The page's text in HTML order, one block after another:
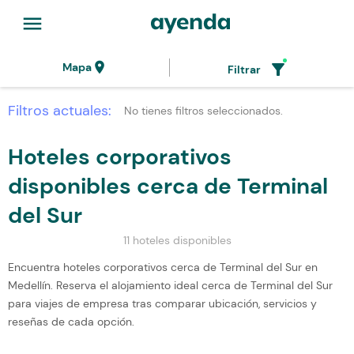
menu
Mapalocation_on Filtrar filter_alt
Filtros actuales: No tienes filtros seleccionados.
Hoteles corporativos
disponibles cerca de Terminal
del Sur
11 hoteles disponibles
Encuentra hoteles corporativos cerca de Terminal del Sur en
Medellín. Reserva el alojamiento ideal cerca de Terminal del Sur
para viajes de empresa tras comparar ubicación, servicios y
reseñas de cada opción.